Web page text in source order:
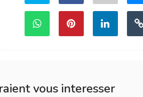
vous interesser